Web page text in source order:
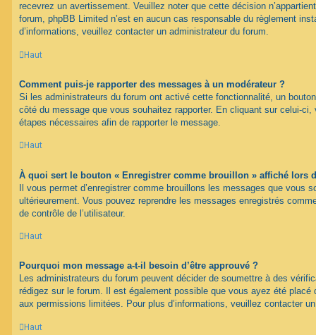
recevrez un avertissement. Veuillez noter que cette décision
forum, phpBB Limited n’est en aucun cas responsable du règlement
d’informations, veuillez contacter un administrateur du forum.
Haut
Comment puis-je rapporter des messages à un modérateur ?
Si les administrateurs du forum ont activé cette fonctionnalité, un
côté du message que vous souhaitez rapporter. En cliquant sur celui-
étapes nécessaires afin de rapporter le message.
Haut
À quoi sert le bouton « Enregistrer comme brouillon » affiché lors
Il vous permet d’enregistrer comme brouillons les messages que vous
ultérieurement. Vous pouvez reprendre les messages enregistrés
de contrôle de l’utilisateur.
Haut
Pourquoi mon message a-t-il besoin d’être approuvé ?
Les administrateurs du forum peuvent décider de soumettre à des
rédigez sur le forum. Il est également possible que vous ayez été placé
aux permissions limitées. Pour plus d’informations, veuillez contacter
Haut